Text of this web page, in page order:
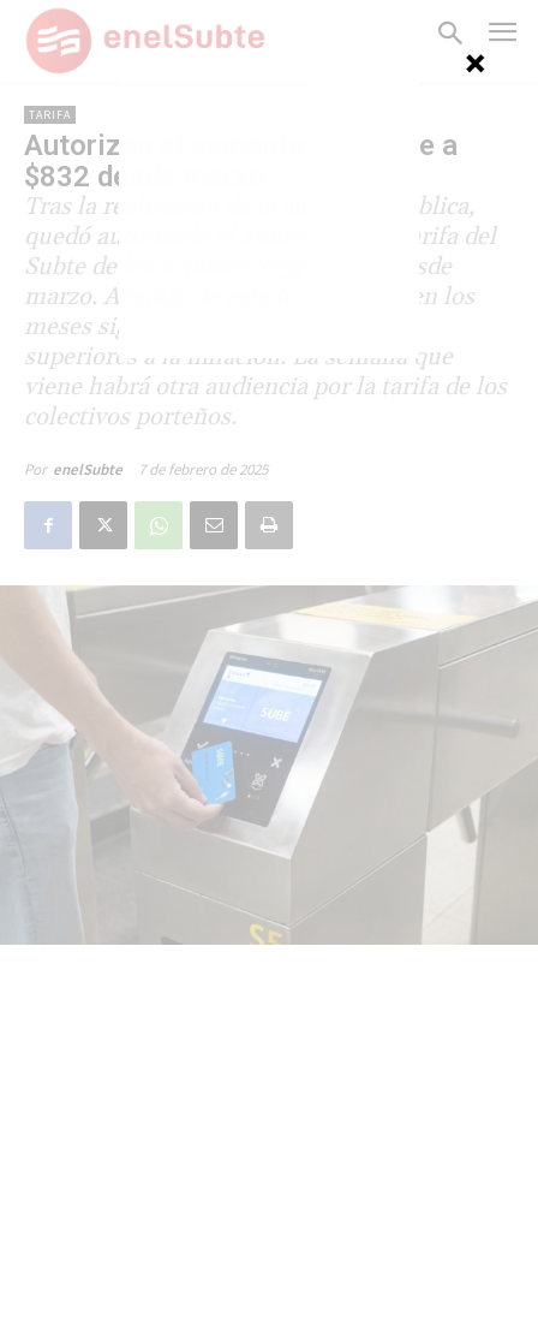
TARIFA
Autorizan el aumento del Subte a
$832 desde marzo
Tras la realización de la audiencia pública,
quedó autorizado el aumento de la tarifa del
Subte de los actuales $757 a $832 desde
marzo. Además de este incremento, en los
meses siguientes se aplicarán subas
superiores a la inflación. La semana que
viene habrá otra audiencia por la tarifa de los
colectivos porteños.
Por enelSubte 7 de febrero de 2025